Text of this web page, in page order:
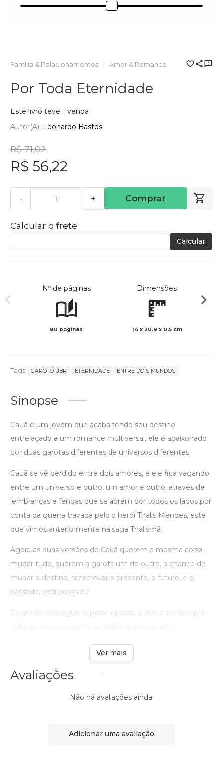
Família & Relacionamentos Amor & Romance
Por Toda Eternidade
Este livro teve 1 venda
Autor(a): Leonardo Bastos
R$ 71,02
R$ 56,22
- + Comprar
Calcular o frete
Calcular
Nº de páginas
80 páginas
Dimensões
14 x 20.9 x 0.5 cm
Tags: GAROTO ÚBR ETERNIDADE ENTRE DOIS MUNDOS
Sinopse
Cauã é um jovem que acaba tendo seu destino
entrelaçado a um romance multiversal, ele é apaixonado
por duas garotas diferentes de universos diferentes.
Cauã se vê perdido entre dois amores, e ele fica vagando
entre um universo e outro, um amor e outro, através de
lembranças e fendas que se abrem por todos os lados por
conta da guerra travada pelo o herói Thalis Mendes, este
que vimos anteriormente na saga Thalismã.
Agora as duas versões de Cauã querem a mesma coisa,
mudar tudo, querem a garota um do outro, a chance de
mudar o destino, reescrever o presente, o futuro, e o
passado, será possível?
Cauã não consegue superar a perda, a dor, e ele sempre
Ver mais
Avaliações
Não há avaliações ainda.
Adicionar uma avaliação